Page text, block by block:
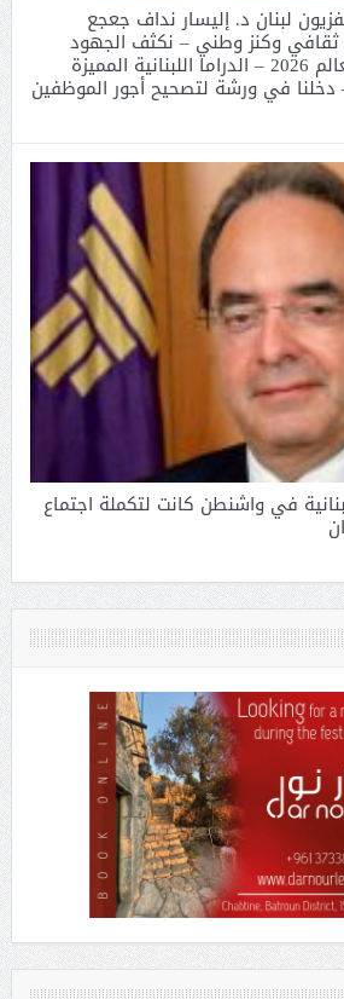
لبنان د. إليسار نداف جعجع
ثقافي وكنز وطني – نكثف الجهود
لنقل مباريات كأس العالم 2026 – الدراما اللبنانية المميزة
في ورشة لتصحيح أجور الموظفين
في واشنطن كانت لتكملة اجتماع